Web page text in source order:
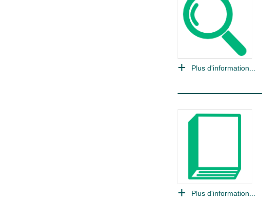
Plus d'information...
Plus d'information...